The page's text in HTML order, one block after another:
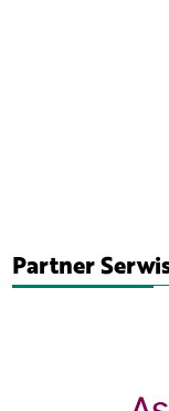
Partner